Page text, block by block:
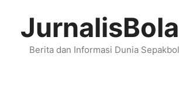
Berita dan Informasi Dunia